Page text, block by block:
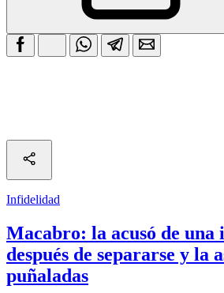
Infidelidad
Macabro: la acusó de una
después de separarse y la
puñaladas